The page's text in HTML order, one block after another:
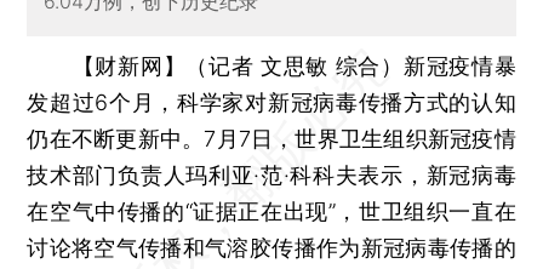
【财新网】（记者 文思敏 综合） 新冠疫情暴
发超过6个月，科学家对新冠病毒传播方式的认知
仍在不断更新中。7月7日，世界卫生组织新冠疫情
技术部门负责人玛利亚·范·科科夫表示，新冠病毒
在空气中传播的“证据正在出现”，世卫组织一直在
讨论将空气传播和气溶胶传播作为新冠病毒传播的